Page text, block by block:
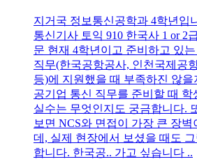
지거국 정보통신공학과 4학년입
통신기사 토익 910 한국사 1 or 2
문 현재 4학년이고 준비하고 있
직무(한국공항공사, 인천국제공
등)에 지원했을 때 부족하진 않
공기업 통신 직무를 준비할 때
실수는 무엇인지도 궁금합니다.
보면 NCS와 면접이 가장 큰 장
데, 실제 현장에서 보셨을 때도
합니다. 한국공.. 가고 싶습니다 ..